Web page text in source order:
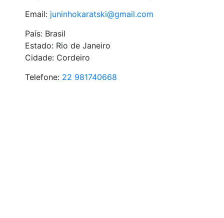
Email: juninhokaratski@gmail.com
País: Brasil
Estado: Rio de Janeiro
Cidade: Cordeiro
Telefone: 22 981740668